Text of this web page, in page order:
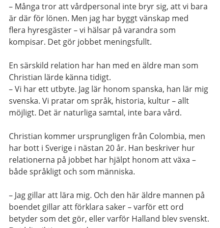
– Många tror att vårdpersonal inte bryr sig, att vi bara
är där för lönen. Men jag har byggt vänskap med
flera hyresgäster– vi hälsar på varandra som
kompisar. Det gör jobbet meningsfullt.
En särskild relation har han med en äldre man som
Christian lärde känna tidigt.
– Vi har ett utbyte. Jag lär honom spanska, han lär mig
svenska. Vi pratar om språk, historia, kultur – allt
möjligt. Det är naturliga samtal, inte bara vård.
Christian kommer ursprungligen från Colombia, men
har bott i Sverige i nästan 20 år. Han beskriver hur
relationerna på jobbet har hjälpt honom att växa –
både språkligt och som människa.
– Jag gillar att lära mig. Och den här äldre mannen på
boendet gillar att förklara saker – varför ett ord
betyder som det gör, eller varför Halland blev svenskt.